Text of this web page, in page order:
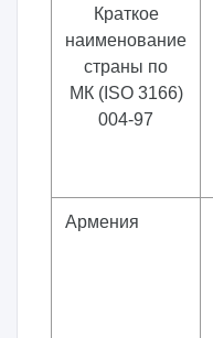
Краткое
наименование
страны по
МК (ISO 3166)
004-97
Армения